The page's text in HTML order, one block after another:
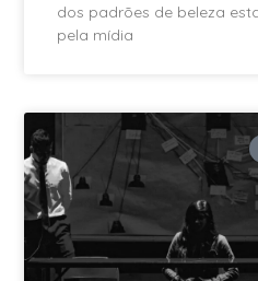
dos padrões de beleza
pela mídia